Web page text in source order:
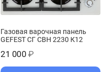
Газовая варочная панель
GEFEST СГ СВН 2230 К12
21 000 ₽